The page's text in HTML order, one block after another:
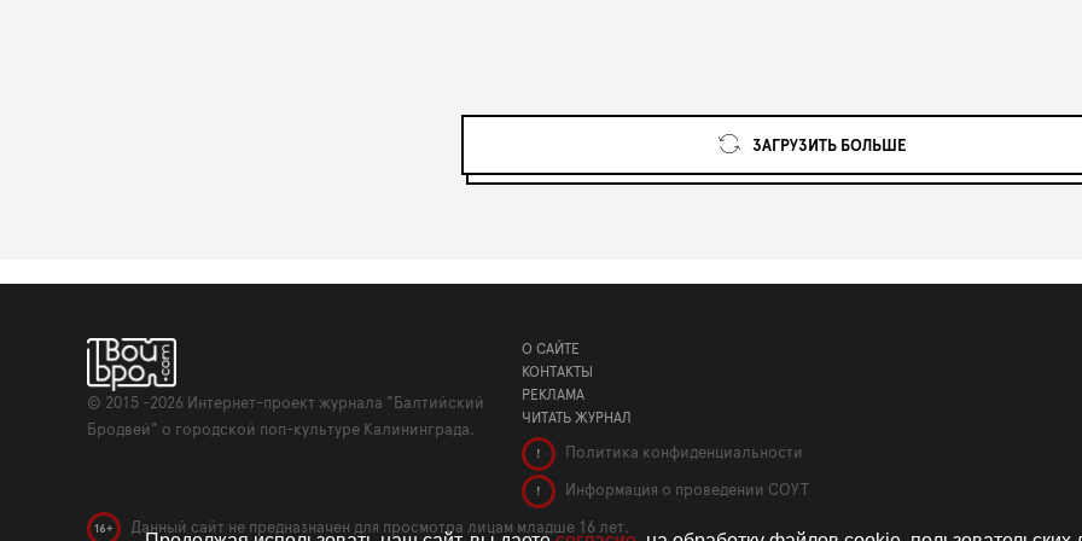
ЗАГРУЗИТЬ БОЛЬШЕ
© 2015 -2026 Интернет-проект журнала "Балтийский
Бродвей" о городской поп-культуре Калининграда.
О САЙТЕ
КОНТАКТЫ
РЕКЛАМА
ЧИТАТЬ ЖУРНАЛ
! Политика конфиденциальности
! Информация о проведении СОУТ
16+ Данный сайт не предназначен для просмотра лицам младше 16 лет.